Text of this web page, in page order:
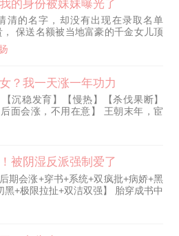
。 什么省城天骄？什么千年大妖？
既然这长夜妖魔横行，规矩崩坏。
以镇夜司
的身份被妹妹曝光了
清的名字，却没有出现在录取名单
保送名额被当地富豪的千金女儿顶
哥哥林战， 决定为妹妹讨回公道！
权贵玷污！
？我一天涨一年功力
【沉稳发育】【慢热】【杀伐果断】
后面会涨，不用在意】 王朝末年，宦
起…… 在这个妖魔乱世当中， 陈然
无缚鸡之力的狱卒 好在觉醒了金手
冥老魔五十年，奖励：天魔解体大
真龙八十年：奖励：不灭龙躯】 陈
会苟在天牢，慢慢变强。 可却遭上司
看守魔教圣女，稍有
被阴湿反派强制爱了
后期会涨+穿书+系统+双疯批+病娇+黑
黑+极限拉扯+双洁双强】 胎穿成书中
凝在圈子里嚣张娇纵，没人敢惹。
爷陆京辞，自幼善良温和，是众人眼